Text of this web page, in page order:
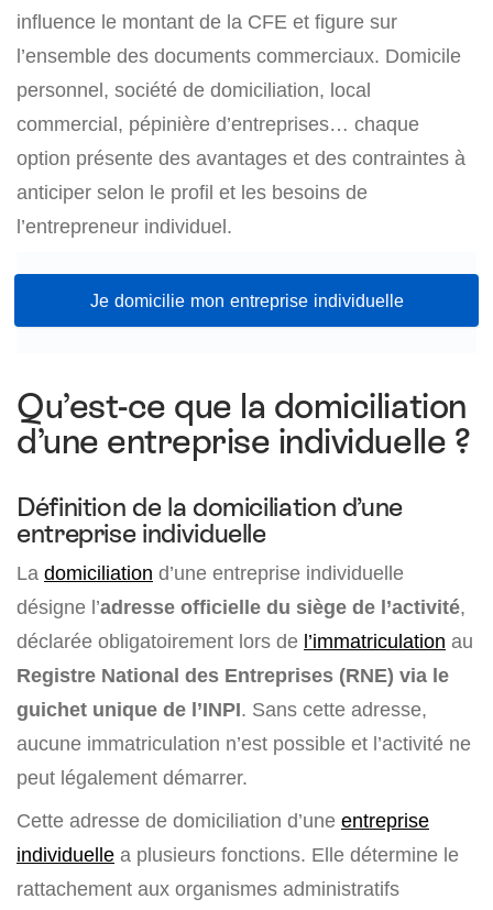
influence le montant de la CFE et figure sur
l’ensemble des documents commerciaux. Domicile
personnel, société de domiciliation, local
commercial, pépinière d’entreprises… chaque
option présente des avantages et des contraintes à
anticiper selon le profil et les besoins de
l’entrepreneur individuel.
Je domicilie mon entreprise individuelle
Qu’est-ce que la domiciliation
d’une entreprise individuelle ?
Définition de la domiciliation d’une
entreprise individuelle
La domiciliation d’une entreprise individuelle
désigne l’adresse officielle du siège de l’activité,
déclarée obligatoirement lors de l’immatriculation au
Registre National des Entreprises (RNE) via le
guichet unique de l’INPI. Sans cette adresse,
aucune immatriculation n’est possible et l’activité ne
peut légalement démarrer.
Cette adresse de domiciliation d’une entreprise
individuelle a plusieurs fonctions. Elle détermine le
rattachement aux organismes administratifs